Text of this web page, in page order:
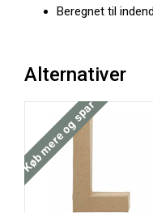
Beregnet til
Alternativer
Køb mere og spar